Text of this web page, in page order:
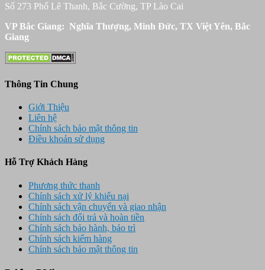
Số 273 Phố Lê Thanh, Bắc Cường, TP Lào Cai
VP Bắc Giang: Nghĩa Thượng, Minh Đức, TX Việt Yên, Bắc
Giang
Thông Tin Chung
Giới Thiệu
Liên hệ
Chính sách bảo mật thông tin
Điều khoản sử dụng
Hỗ Trợ Khách Hàng
Phương thức thanh
Chính sách xử lý khiếu nại
Chính sách vận chuyển và giao nhận
Chính sách đổi trả và hoàn tiền
Chính sách bảo hành, bảo trì
Chính sách kiểm hàng
Chính sách bảo mật thông tin